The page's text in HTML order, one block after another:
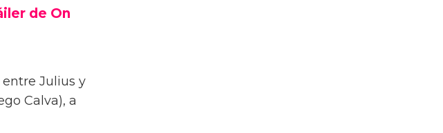
de On
Julius y
Calva), a